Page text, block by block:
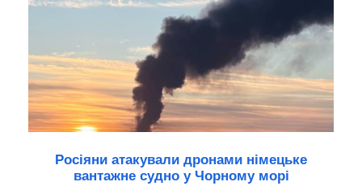
Росіяни атакували дронами німецьке
вантажне судно у Чорному морі